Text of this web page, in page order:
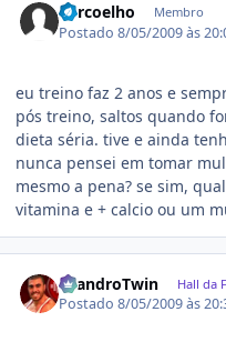
adrcoelho Membro
Postado8/05/2009 às
eu treino faz 2 anos e
pós treino, saltos quando
dieta séria. tive e ainda
nunca pensei em tomar
mesmo a pena? se sim,
vitamina e + calcio ou um
LeandroTwin Hall da
Postado8/05/2009 às